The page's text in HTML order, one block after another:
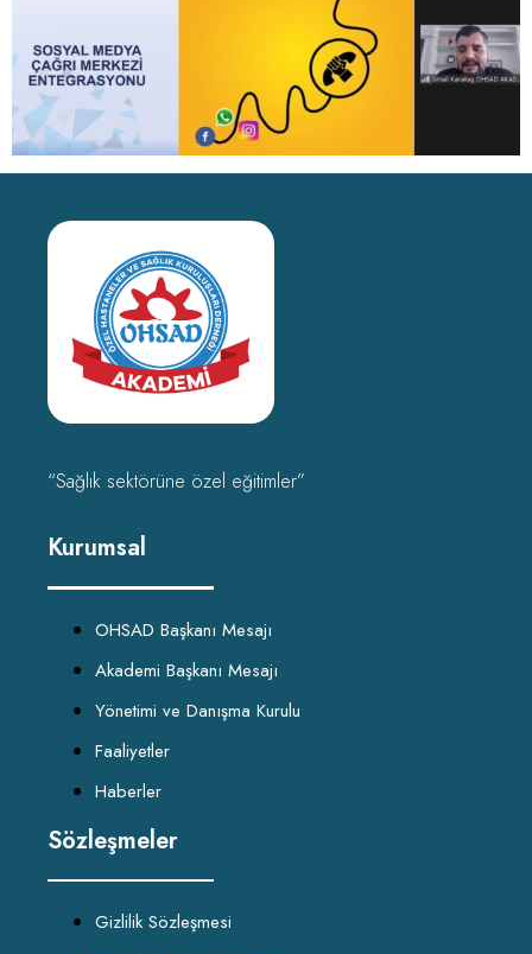
“Sağlık sektörüne özel eğitimler”
Kurumsal
OHSAD Başkanı Mesajı
Akademi Başkanı Mesajı
Yönetimi ve Danışma Kurulu
Faaliyetler
Haberler
Sözleşmeler
Gizlilik Sözleşmesi